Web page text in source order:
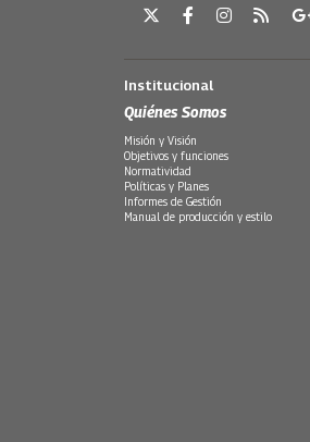
Institucional
Quiénes Somos
Misión y Visión
Objetivos y funciones
Normatividad
Políticas y Planes
Informes de Gestión
Manual de producción y estilo